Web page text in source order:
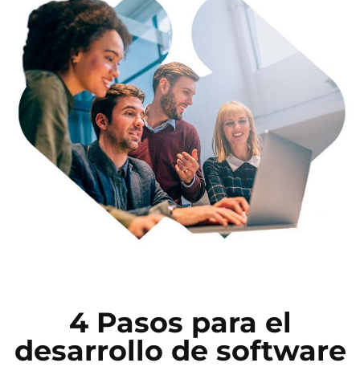
4 Pasos para el
desarrollo de software